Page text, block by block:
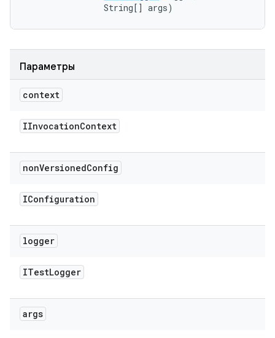
                String[] args)
Параметры
context
IInvocationContext
nonVersionedConfig
IConfiguration
logger
ITestLogger
args